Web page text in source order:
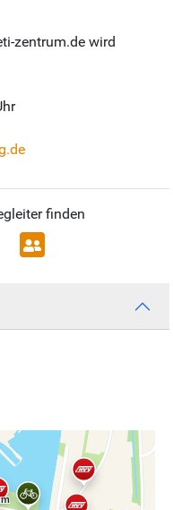
zentrum.de wird
finden